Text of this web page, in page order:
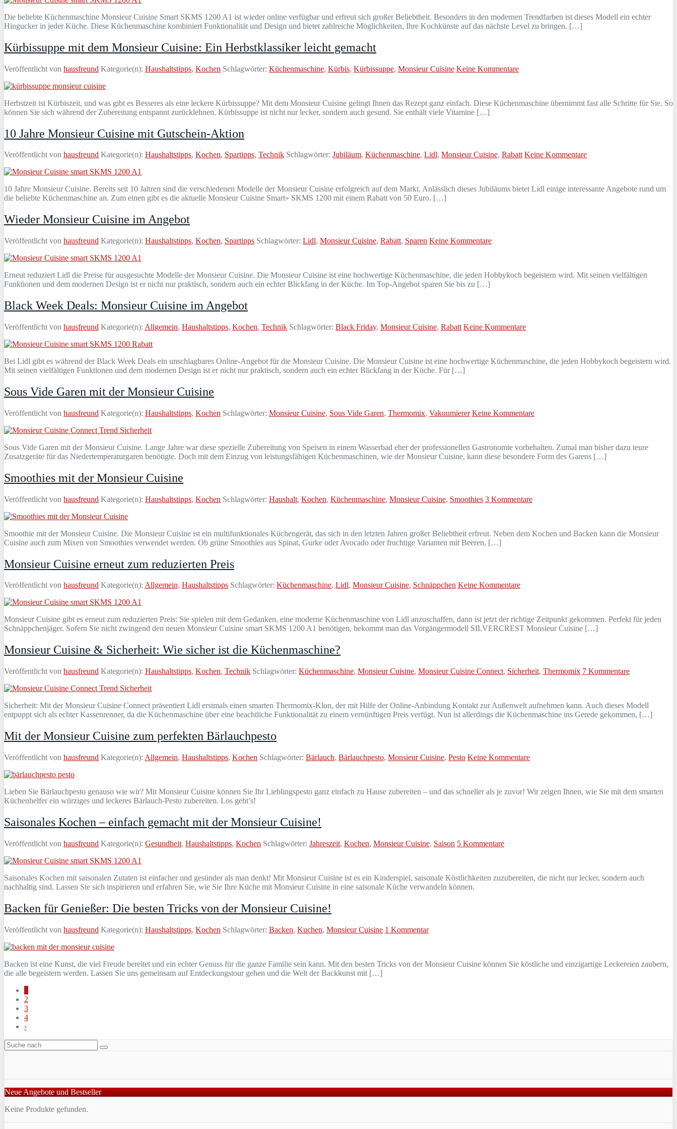
Die beliebte Küchenmaschine Monsieur Cuisine Smart SKMS 1200 A1 ist wieder online verfügbar und erfreut sich großer Beliebtheit. Besonders in den modernen Trendfarben ist dieses Modell ein echter
Hingucker in jeder Küche. Diese Küchenmaschine kombiniert Funktionalität und Design und bietet zahlreiche Möglichkeiten, Ihre Kochkünste auf das nächste Level zu bringen. […]
Kürbissuppe mit dem Monsieur Cuisine: Ein Herbstklassiker leicht gemacht
Veröffentlicht von hausfreund Kategorie(n): Haushaltstipps, Kochen Schlagwörter: Küchenmaschine, Kürbis, Kürbissuppe, Monsieur Cuisine Keine Kommentare
Herbstzeit ist Kürbiszeit, und was gibt es Besseres als eine leckere Kürbissuppe? Mit dem Monsieur Cuisine gelingt Ihnen das Rezept ganz einfach. Diese Küchenmaschine übernimmt fast alle Schritte für Sie. So
können Sie sich während der Zubereitung entspannt zurücklehnen. Kürbissuppe ist nicht nur lecker, sondern auch gesund. Sie enthält viele Vitamine […]
10 Jahre Monsieur Cuisine mit Gutschein-Aktion
Veröffentlicht von hausfreund Kategorie(n): Haushaltstipps, Kochen, Spartipps, Technik Schlagwörter: Jubiläum, Küchenmaschine, Lidl, Monsieur Cuisine, Rabatt Keine Kommentare
10 Jahre Monsieur Cuisine. Bereits seit 10 Jahren sind die verschiedenen Modelle der Monsieur Cuisine erfolgreich auf dem Markt. Anlässlich dieses Jubiläums bietet Lidl einige interessante Angebote rund um
die beliebte Küchenmaschine an. Zum einen gibt es die aktuelle Monsieur Cuisine Smart» SKMS 1200 mit einem Rabatt von 50 Euro. […]
Wieder Monsieur Cuisine im Angebot
Veröffentlicht von hausfreund Kategorie(n): Haushaltstipps, Kochen, Spartipps Schlagwörter: Lidl, Monsieur Cuisine, Rabatt, Sparen Keine Kommentare
Erneut reduziert Lidl die Preise für ausgesuchte Modelle der Monsieur Cuisine. Die Monsieur Cuisine ist eine hochwertige Küchenmaschine, die jeden Hobbykoch begeistern wird. Mit seinen vielfältigen
Funktionen und dem modernen Design ist er nicht nur praktisch, sondern auch ein echter Blickfang in der Küche. Im Top-Angebot sparen Sie bis zu […]
Black Week Deals: Monsieur Cuisine im Angebot
Veröffentlicht von hausfreund Kategorie(n): Allgemein, Haushaltstipps, Kochen, Technik Schlagwörter: Black Friday, Monsieur Cuisine, Rabatt Keine Kommentare
Bei Lidl gibt es während der Black Week Deals ein unschlagbares Online-Angebot für die Monsieur Cuisine. Die Monsieur Cuisine ist eine hochwertige Küchenmaschine, die jeden Hobbykoch begeistern wird.
Mit seinen vielfältigen Funktionen und dem modernen Design ist er nicht nur praktisch, sondern auch ein echter Blickfang in der Küche. Für […]
Sous Vide Garen mit der Monsieur Cuisine
Veröffentlicht von hausfreund Kategorie(n): Haushaltstipps, Kochen Schlagwörter: Monsieur Cuisine, Sous Vide Garen, Thermomix, Vakuumierer Keine Kommentare
Sous Vide Garen mit der Monsieur Cuisine. Lange Jahre war diese spezielle Zubereitung von Speisen in einem Wasserbad eher der professionellen Gastronomie vorbehalten. Zumal man bisher dazu teure
Zusatzgeräte für das Niedertemperaturgaren benötigte. Doch mit dem Einzug von leistungsfähigen Küchenmaschinen, wie der Monsieur Cuisine, kann diese besondere Form des Garens […]
Smoothies mit der Monsieur Cuisine
Veröffentlicht von hausfreund Kategorie(n): Haushaltstipps, Kochen Schlagwörter: Haushalt, Kochen, Küchenmaschine, Monsieur Cuisine, Smoothies 3 Kommentare
Smoothie mit der Monsieur Cuisine. Die Monsieur Cuisine ist ein multifunktionales Küchengerät, das sich in den letzten Jahren großer Beliebtheit erfreut. Neben dem Kochen und Backen kann die Monsieur
Cuisine auch zum Mixen von Smoothies verwendet werden. Ob grüne Smoothies aus Spinat, Gurke oder Avocado oder fruchtige Varianten mit Beeren, […]
Monsieur Cuisine erneut zum reduzierten Preis
Veröffentlicht von hausfreund Kategorie(n): Allgemein, Haushaltstipps Schlagwörter: Küchenmaschine, Lidl, Monsieur Cuisine, Schnäppchen Keine Kommentare
Monsieur Cuisine gibt es erneut zum reduzierten Preis: Sie spielen mit dem Gedanken, eine moderne Küchenmaschine von Lidl anzuschaffen, dann ist jetzt der richtige Zeitpunkt gekommen. Perfekt für jeden
Schnäppchenjäger. Sofern Sie nicht zwingend den neuen Monsieur Cuisine smart SKMS 1200 A1 benötigen, bekommt man das Vorgängermodell SILVERCREST Monsieur Cuisine […]
Monsieur Cuisine & Sicherheit: Wie sicher ist die Küchenmaschine?
Veröffentlicht von hausfreund Kategorie(n): Haushaltstipps, Kochen, Technik Schlagwörter: Küchenmaschine, Monsieur Cuisine, Monsieur Cuisine Connect, Sicherheit, Thermomix 7 Kommentare
Sicherheit: Mit der Monsieur Cuisine Connect präsentiert Lidl erstmals einen smarten Thermomix-Klon, der mit Hilfe der Online-Anbindung Kontakt zur Außenwelt aufnehmen kann. Auch dieses Modell
entpuppt sich als echter Kassenrenner, da die Küchenmaschine über eine beachtliche Funktionalität zu einem vernünftigen Preis verfügt. Nun ist allerdings die Küchenmaschine ins Gerede gekommen, […]
Mit der Monsieur Cuisine zum perfekten Bärlauchpesto
Veröffentlicht von hausfreund Kategorie(n): Allgemein, Haushaltstipps, Kochen Schlagwörter: Bärlauch, Bärlauchpesto, Monsieur Cuisine, Pesto Keine Kommentare
Lieben Sie Bärlauchpesto genauso wie wir? Mit Monsieur Cuisine können Sie Ihr Lieblingspesto ganz einfach zu Hause zubereiten – und das schneller als je zuvor! Wir zeigen Ihnen, wie Sie mit dem smarten
Küchenhelfer ein würziges und leckeres Bärlauch-Pesto zubereiten. Los geht’s!
Saisonales Kochen – einfach gemacht mit der Monsieur Cuisine!
Veröffentlicht von hausfreund Kategorie(n): Gesundheit, Haushaltstipps, Kochen Schlagwörter: Jahreszeit, Kochen, Monsieur Cuisine, Saison 5 Kommentare
Saisonales Kochen mit saisonalen Zutaten ist einfacher und gesünder als man denkt! Mit Monsieur Cuisine ist es ein Kinderspiel, saisonale Köstlichkeiten zuzubereiten, die nicht nur lecker, sondern auch
nachhaltig sind. Lassen Sie sich inspirieren und erfahren Sie, wie Sie Ihre Küche mit Monsieur Cuisine in eine saisonale Küche verwandeln können.
Backen für Genießer: Die besten Tricks von der Monsieur Cuisine!
Veröffentlicht von hausfreund Kategorie(n): Haushaltstipps, Kochen Schlagwörter: Backen, Kuchen, Monsieur Cuisine 1 Kommentar
Backen ist eine Kunst, die viel Freude bereitet und ein echter Genuss für die ganze Familie sein kann. Mit den besten Tricks von der Monsieur Cuisine können Sie köstliche und einzigartige Leckereien zaubern,
die alle begeistern werden. Lassen Sie uns gemeinsam auf Entdeckungstour gehen und die Welt der Backkunst mit […]
2
3
4
›
Neue Angebote und Bestseller
Keine Produkte gefunden.